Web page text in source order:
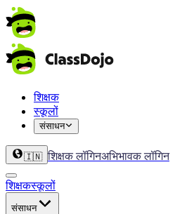
शिक्षक
स्कूलों
संसाधन
🇮🇳 शिक्षक लॉगिनअभिभावक लॉगिन
शिक्षकस्कूलों
संसाधन